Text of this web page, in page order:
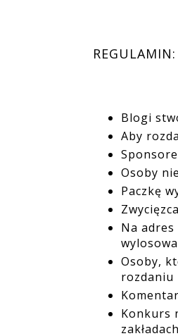
REGULAMIN:
Blogi
Aby
Osoby
Paczkę
Na adres
Osoby,
rozdaniu
Konkurs